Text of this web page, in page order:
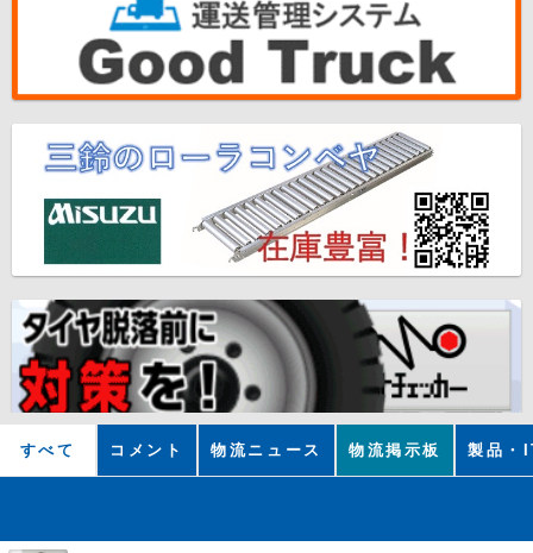
すべて コメント 物流ニュース 物流掲示板 製品・